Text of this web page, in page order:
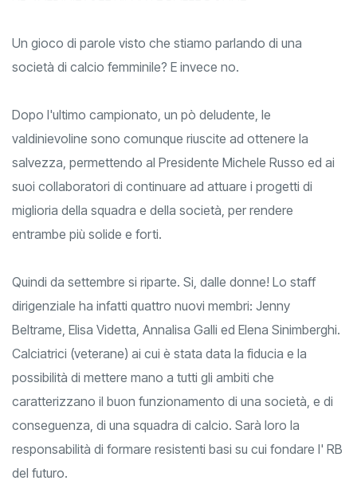
Un gioco di parole visto che stiamo parlando di una
società di calcio femminile? E invece no.
Dopo l'ultimo campionato, un pò deludente, le
valdinievoline sono comunque riuscite ad ottenere la
salvezza, permettendo al Presidente Michele Russo ed ai
suoi collaboratori di continuare ad attuare i progetti di
miglioria della squadra e della società, per rendere
entrambe più solide e forti.
Quindi da settembre si riparte. Si, dalle donne! Lo staff
dirigenziale ha infatti quattro nuovi membri: Jenny
Beltrame, Elisa Videtta, Annalisa Galli ed Elena Sinimberghi.
Calciatrici (veterane) ai cui è stata data la fiducia e la
possibilità di mettere mano a tutti gli ambiti che
caratterizzano il buon funzionamento di una società, e di
conseguenza, di una squadra di calcio. Sarà loro la
responsabilità di formare resistenti basi su cui fondare l' RB
del futuro.